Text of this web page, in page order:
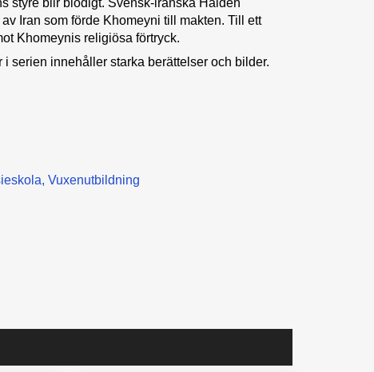
styre blir blodigt. Svensk-iranska Haideh
Iran som förde Khomeyni till makten. Till ett
Khomeynis religiösa förtryck.
serien innehåller starka berättelser och bilder.
Vuxenutbildning